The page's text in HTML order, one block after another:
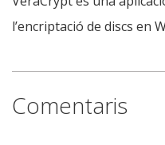
l’encriptació de discs en
Comentaris